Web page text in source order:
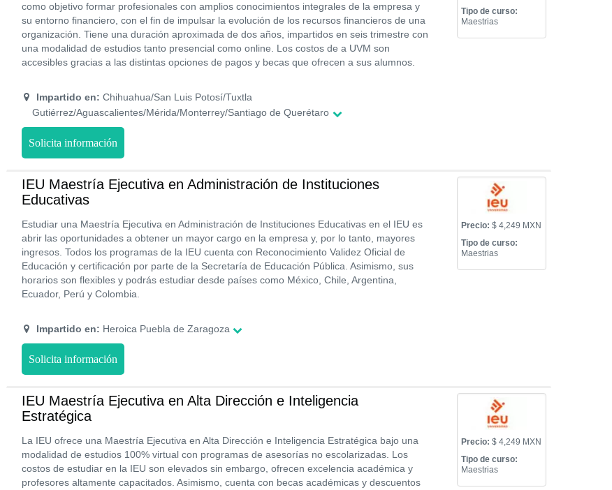
como objetivo formar profesionales con amplios conocimientos integrales de la empresa y
su entorno financiero, con el fin de impulsar la evolución de los recursos financieros de una
organización. Tiene una duración aproximada de dos años, impartidos en seis trimestre con
una modalidad de estudios tanto presencial como online. Los costos de a UVM son
accesibles gracias a las distintas opciones de pagos y becas que ofrecen a sus alumnos.
Impartido en: Chihuahua/San Luis Potosí/Tuxtla
Gutiérrez/Aguascalientes/Mérida/Monterrey/Santiago de Querétaro
Tipo de curso:
Maestrias
Solicita información
IEU Maestría Ejecutiva en Administración de Instituciones
Educativas
Estudiar una Maestría Ejecutiva en Administración de Instituciones Educativas en el IEU es
abrir las oportunidades a obtener un mayor cargo en la empresa y, por lo tanto, mayores
ingresos. Todos los programas de la IEU cuenta con Reconocimiento Validez Oficial de
Educación y certificación por parte de la Secretaría de Educación Pública. Asimismo, sus
horarios son flexibles y podrás estudiar desde países como México, Chile, Argentina,
Ecuador, Perú y Colombia.
Impartido en: Heroica Puebla de Zaragoza
Precio: $ 4,249 MXN
Tipo de curso:
Maestrias
Solicita información
IEU Maestría Ejecutiva en Alta Dirección e Inteligencia
Estratégica
La IEU ofrece una Maestría Ejecutiva en Alta Dirección e Inteligencia Estratégica bajo una
modalidad de estudios 100% virtual con programas de asesorías no escolarizadas. Los
costos de estudiar en la IEU son elevados sin embargo, ofrecen excelencia académica y
profesores altamente capacitados. Asimismo, cuenta con becas académicas y descuentos
Precio: $ 4,249 MXN
Tipo de curso:
Maestrias